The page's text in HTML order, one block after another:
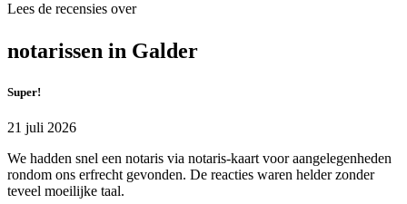
Lees de recensies over
notarissen in Galder
Super!
21 juli 2026
We hadden snel een notaris via notaris-kaart voor aangelegenheden
rondom ons erfrecht gevonden. De reacties waren helder zonder
teveel moeilijke taal.